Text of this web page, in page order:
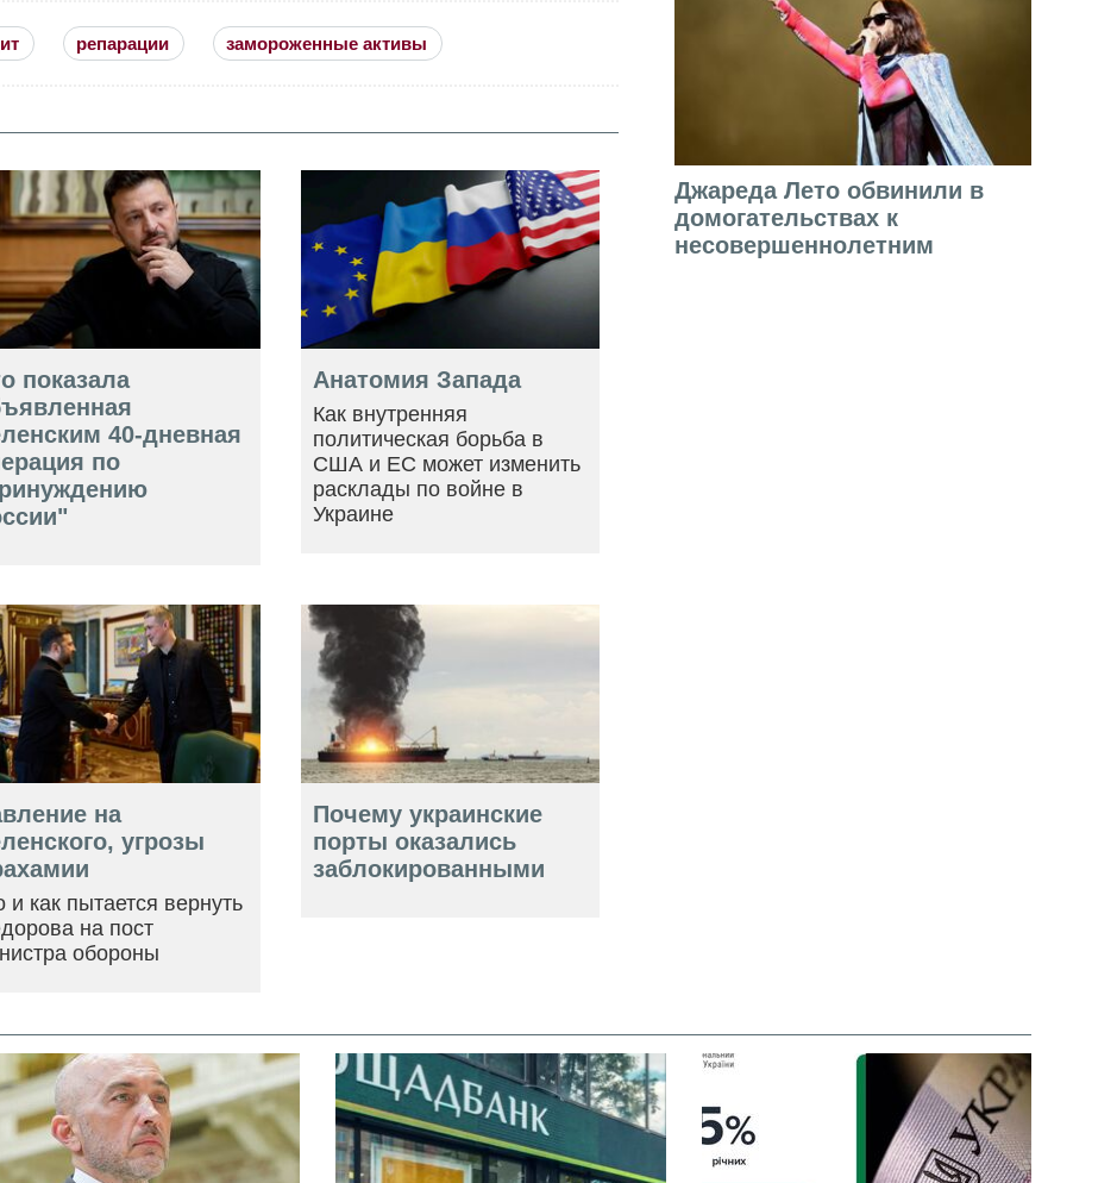
Джареда Лето обвинили в
домогательствах к
несовершеннолетним
репарации замороженные активы
показала
40-дневная
по
Анатомия Запада
Как внутренняя
политическая борьба в
США и ЕС может изменить
расклады по войне в
Украине
на
угрозы
и как пытается вернуть
на пост
обороны
Почему украинские
порты оказались
заблокированными